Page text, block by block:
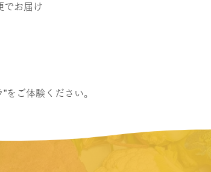
でお届け
をご体験ください。